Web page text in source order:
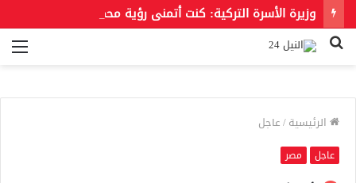
بحث
الرئيسية/عاجل
عاجل مصر